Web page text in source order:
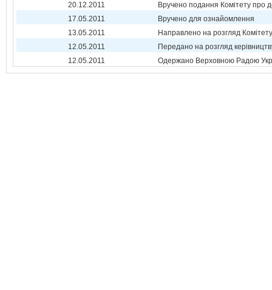
20.12.2011
Вручено подання Комітету про
17.05.2011
Вручено для ознайомлення
13.05.2011
Направлено на розгляд Комітету
12.05.2011
Передано на розгляд
12.05.2011
Одержано Верховною Радою